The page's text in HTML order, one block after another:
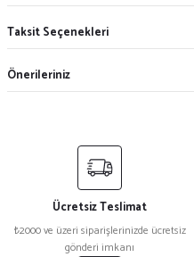
Taksit Seçenekleri
Önerileriniz
Ücretsiz Teslimat
₺2000 ve üzeri siparişlerinizde ücretsiz
gönderi imkanı